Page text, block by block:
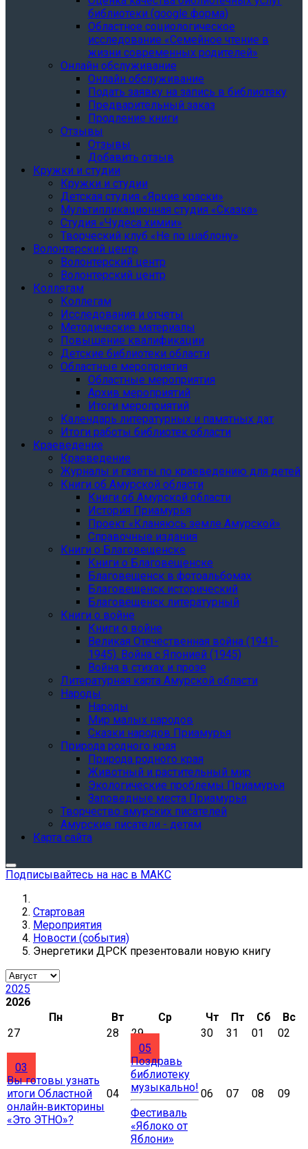
библиотеки (google форма)
Областное социологическое
исследование «Семейное чтение в
жизни современных родителей»
Онлайн обслуживание
Онлайн обслуживание
Подать заявку на запись в библиотеку
Предварительный заказ
Продление книги
Отзывы
Отзывы
Добавить отзыв
Кружки и студии
Кружки и студии
Детская студия «Яркие краски»
Мультипликационная студия «Сказка»
Студия «Чудеса химии»
Творческий клуб «Не по шаблону»
Волонтерский центр
Волонтерский центр
Волонтерский центр
Коллегам
Коллегам
Исследования и отчеты
Методические материалы
Повышение квалификации
Детские библиотеки области
Областные мероприятия
Областные мероприятия
Архив мероприятий
Итоги мероприятий
Календарь литературных и памятных дат
Итоги работы библиотек области
Краеведение
Краеведение
Журналы и газеты по краеведению для детей
Книги об Амурской области
Книги об Амурской области
История Приамурья
Проект «Кланяюсь земле Амурской»
Справочные издания
Книги о Благовещенске
Книги о Благовещенске
Благовещенск в фотоальбомах
Благовещенск исторический
Благовещенск литературный
Книги о войне
Книги о войне
Великая Отечественная война (1941-
1945). Война с Японией (1945)
Война в стихах и прозе
Литературная карта Амурской области
Народы
Народы
Мир малых народов
Сказки народов Приамурья
Природа родного края
Природа родного края
Животный и растительный мир
Экологические проблемы Приамурья
Заповедные места Приамурья
Творчество амурских писателей
Амурские писатели - детям
Карта сайта
Подписывайтесь на нас в МАКС
Стартовая
Мероприятия
Новости (события)
Энергетики ДРСК презентовали новую книгу
2025
2026
Пн
Вт Ср Чт Пт Сб
Вс
27
28 29 30 31 01 02
03
Вы готовы узнать
итоги Областной
онлайн‑викторины
«Это ЭТНО»?
04
05
Поздравь
библиотеку
музыкально!
Фестиваль
«Яблоко от
Яблони»
06 07 08 09